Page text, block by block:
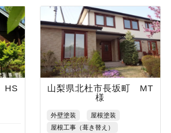
HS
山梨県北杜市長坂町 MT
様
外壁塗装
屋根塗装
屋根工事（葺き替え）